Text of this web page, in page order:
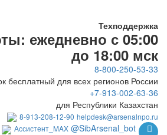
Техподдержка
ежедневно с 05:00
до 18:00 мск
8-800-250-53-33
бесплатный для всех регионов России
+7-913-002-63-36
для Республики Казахстан
8-913-208-12-90 helpdesk@arsenalnpo.ru
Ассистент_MAX @SibArsenal_bot